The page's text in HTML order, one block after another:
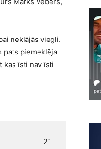
Marks Vēbers,
neklājās viegli.
pats piemeklēja
kas īsti nav īsti
21